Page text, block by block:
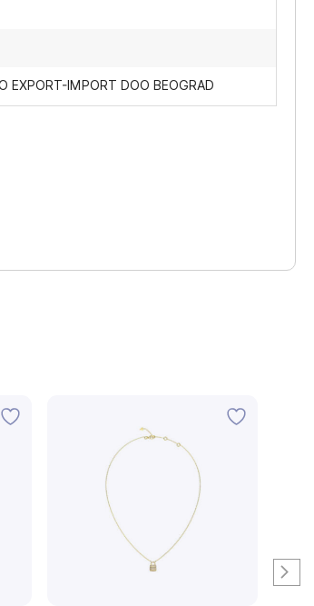
EXPORT-IMPORT DOO BEOGRAD